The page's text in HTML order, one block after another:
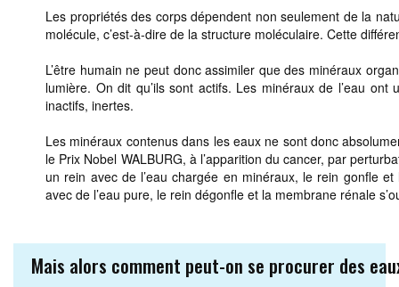
Les propriétés des corps dépendent non seulement de la
molécule, c’est-à-dire de la structure moléculaire. Cette
L’être humain ne peut donc assimiler que des minéraux
lumière. On dit qu’ils sont actifs. Les minéraux de l’eau
inactifs, inertes.
Les minéraux contenus dans les eaux ne sont donc
le Prix Nobel WALBURG, à l’apparition du cancer, par
un rein avec de l’eau chargée en minéraux, le rein gonfle
avec de l’eau pure, le rein dégonfle et la membrane rénale
Mais alors comment peut-on se procurer des